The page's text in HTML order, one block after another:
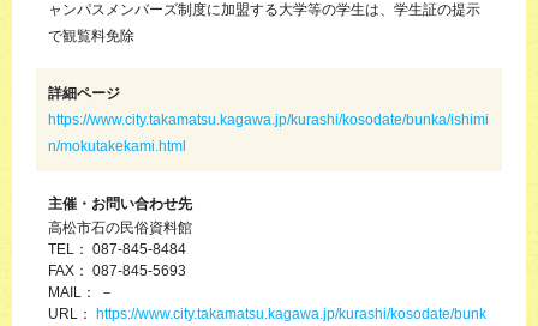
ャンパスメンバーズ制度に加盟する大学等の学生は、学生証の提示
で観覧料免除
詳細ページ
https://www.city.takamatsu.kagawa.jp/kurashi/kosodate/bunka/ishimi
n/mokutakekami.html
主催・お問い合わせ先
高松市石の民俗資料館
TEL： 087-845-8484
FAX： 087-845-5693
MAIL： －
URL： https://www.city.takamatsu.kagawa.jp/kurashi/kosodate/bunk